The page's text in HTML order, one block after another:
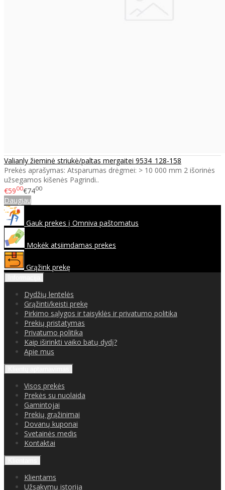
Valianly žieminė striukė/paltas mergaitei 9534_128-158
Prekės aprašymas: Atsparumas drėgmei: > 10 000 mm 2 išorinės
užsegamos kišenės Pagrindi..
€5900€7400
Daugiau
Gauk prekes į Omniva paštomatus
Mokėk atsiimdamas prekes
Grąžink prekę
Dydžių lentelės
Grąžinti/keisti prekę
Pirkimo sąlygos ir taisyklės ir privatumo politika
Prekių pristatymas
Privatumo politika
Kaip iširinkti vaiko batų dydį?
Apie mus
Visos prekės
Prekės su nuolaida
Gamintojai
Prekių grąžinimai
Dovanų kuponai
Svetainės medis
Kontaktai
Klientams
Užsakymų istorija